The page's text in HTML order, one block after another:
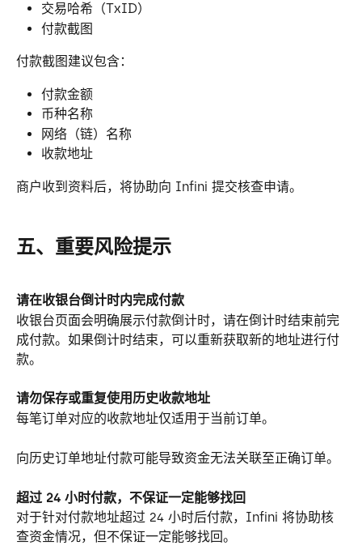
交易哈希（TxID）
付款截图
付款截图建议包含：
付款金额
币种名称
网络（链）名称
收款地址
商户收到资料后，将协助向 Infini 提交核查申请。
五、重要风险提示
请在收银台倒计时内完成付款
收银台页面会明确展示付款倒计时，请在倒计时结束前完
成付款。如果倒计时结束，可以重新获取新的地址进行付
款。
请勿保存或重复使用历史收款地址
每笔订单对应的收款地址仅适用于当前订单。
向历史订单地址付款可能导致资金无法关联至正确订单。
超过 24 小时付款，不保证一定能够找回
对于针对付款地址超过 24 小时后付款，Infini 将协助核
查资金情况，但不保证一定能够找回。